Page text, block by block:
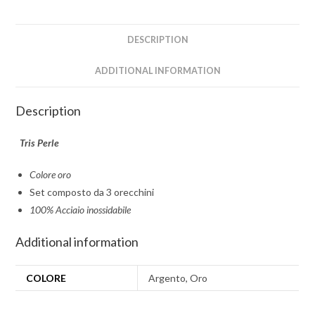
DESCRIPTION
ADDITIONAL INFORMATION
Description
Tris Perle
Colore oro
Set composto da 3 orecchini
100% Acciaio inossidabile
Additional information
COLORE Argento, Oro